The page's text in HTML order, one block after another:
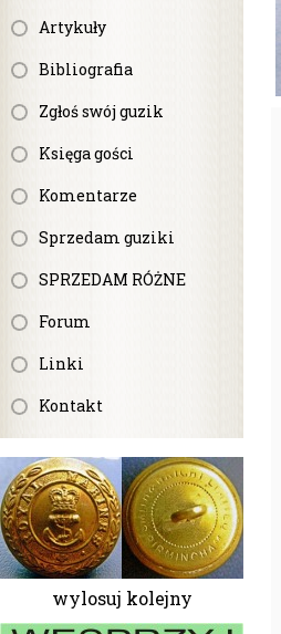
Artykuły
Bibliografia
Zgłoś swój guzik
Księga gości
Komentarze
Sprzedam guziki
SPRZEDAM RÓŻNE
Forum
Linki
Kontakt
wylosuj kolejny